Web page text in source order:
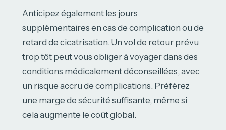
Anticipez également les jours
supplémentaires en cas de complication ou de
retard de cicatrisation. Un vol de retour prévu
trop tôt peut vous obliger à voyager dans des
conditions médicalement déconseillées, avec
un risque accru de complications. Préférez
une marge de sécurité suffisante, même si
cela augmente le coût global.